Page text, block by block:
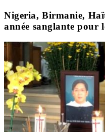
Nigeria, Birmanie,
année sanglante pour